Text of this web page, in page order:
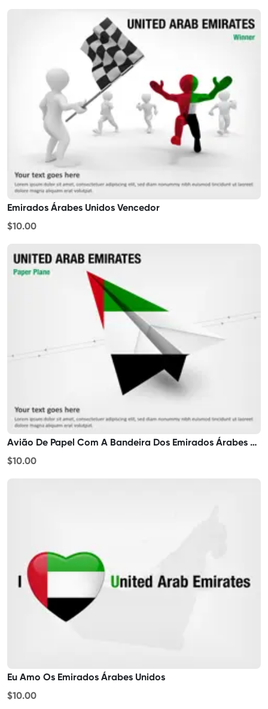
Emirados Árabes Unidos Vencedor
$10.00
Avião De Papel Com A Bandeira Dos Emirados Árabes Unidos
$10.00
Eu Amo Os Emirados Árabes Unidos
$10.00